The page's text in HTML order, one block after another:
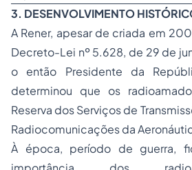
3. DESENVOLVIMENTO
A Rener, apesar de criada em
Decreto-Lei nº 5.628, de 29 de
o então Presidente da
determinou que os
Reserva dos Serviços de
Radiocomunicações da
À época, período de guerra,